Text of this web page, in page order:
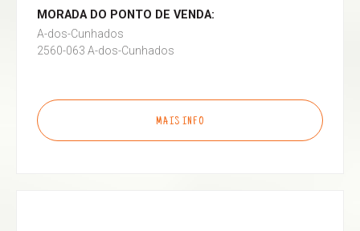
MORADA DO PONTO DE VENDA:
A-dos-Cunhados
2560-063 A-dos-Cunhados
MAIS INFO